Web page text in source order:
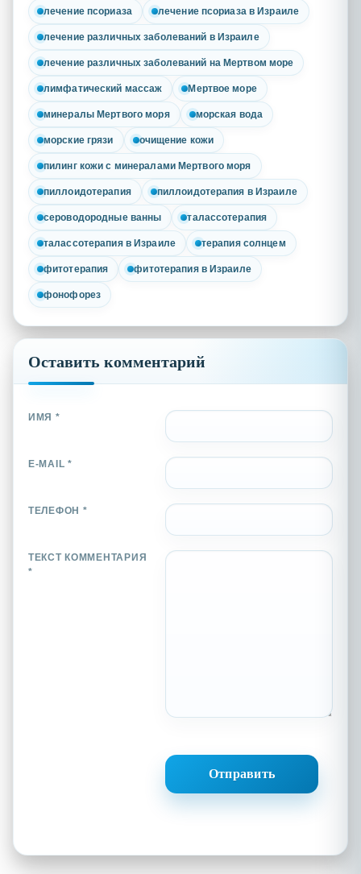
лечение псориаза лечение псориаза в Израиле
лечение различных заболеваний в Израиле
лечение различных заболеваний на Мертвом море
лимфатический массаж Мертвое море
минералы Мертвого моря морская вода
морские грязи очищение кожи
пилинг кожи с минералами Мертвого моря
пиллоидотерапия пиллоидотерапия в Израиле
сероводородные ванны талассотерапия
талассотерапия в Израиле терапия солнцем
фитотерапия фитотерапия в Израиле
фонофорез
Оставить комментарий
ИМЯ *
E-MAIL *
ТЕЛЕФОН *
ТЕКСТ КОММЕНТАРИЯ
*